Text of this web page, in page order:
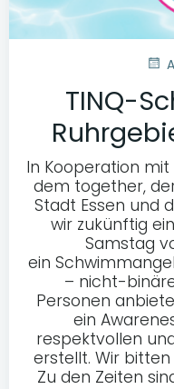
TINQ-
In Kooperation mit
dem together,
Stadt Essen und
wir zukünftig
Samstag
ein
– nicht-
Personen
ein
respektvollen
erstellt. Wir bitten
Zu den Zeiten